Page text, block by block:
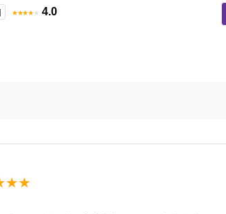
★ ★ ★ ★ ★ 4.0